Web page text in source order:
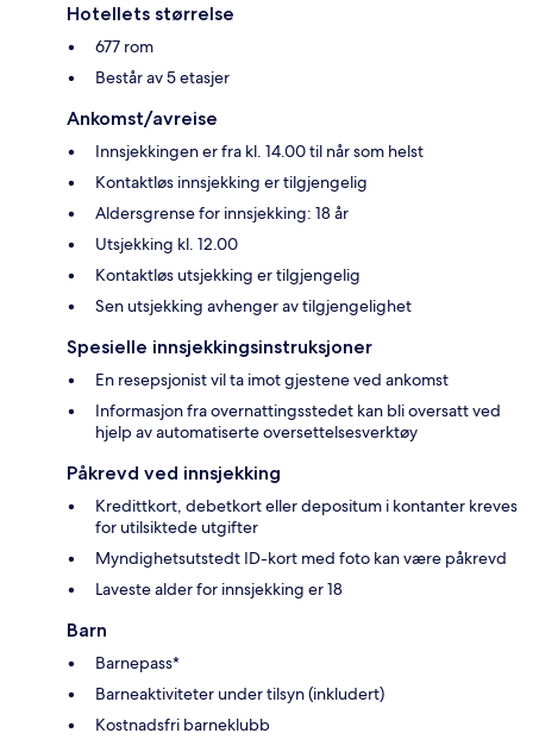
Hotellets størrelse
677 rom
Består av 5 etasjer
Ankomst/avreise
Innsjekkingen er fra kl. 14.00 til når som helst
Kontaktløs innsjekking er tilgjengelig
Aldersgrense for innsjekking: 18 år
Utsjekking kl. 12.00
Kontaktløs utsjekking er tilgjengelig
Sen utsjekking avhenger av tilgjengelighet
Spesielle innsjekkingsinstruksjoner
En resepsjonist vil ta imot gjestene ved ankomst
Informasjon fra overnattingsstedet kan bli oversatt ved
hjelp av automatiserte oversettelsesverktøy
Påkrevd ved innsjekking
Kredittkort, debetkort eller depositum i kontanter kreves
for utilsiktede utgifter
Myndighetsutstedt ID-kort med foto kan være påkrevd
Laveste alder for innsjekking er 18
Barn
Barnepass*
Barneaktiviteter under tilsyn (inkludert)
Kostnadsfri barneklubb